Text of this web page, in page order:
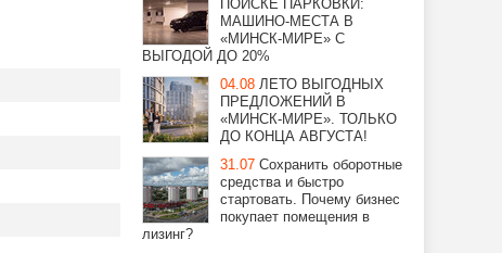
ПОИСКЕ ПАРКОВКИ:
МАШИНО-МЕСТА В
«МИНСК-МИРЕ» С
ВЫГОДОЙ ДО 20%
04.08 ЛЕТО ВЫГОДНЫХ
ПРЕДЛОЖЕНИЙ В
«МИНСК-МИРЕ». ТОЛЬКО
ДО КОНЦА АВГУСТА!
31.07 Сохранить оборотные
средства и быстро
стартовать. Почему бизнес
покупает помещения в
лизинг?